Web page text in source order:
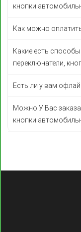
кнопки
Как можно
Какие есть способы
переключатели,
Есть ли у вам
Можно У Вас
кнопки